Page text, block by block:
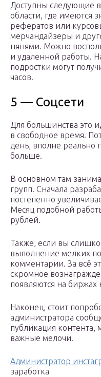
Доступны следующие
области, где имеются
рефератов или
мерчандайзеры и
нянями. Можно
и удаленной работы.
подростки могут
часов.
5 — Соцсети
Для большинства это
в свободное время.
день, вполне реально
больше.
В основном там
групп. Сначала
постепенно
Месяц подобной
рублей.
Также, если вы
выполнение мелких
комментарии. За всё
скромное
появляются на биржах
Наконец, стоит
администратора
публикация
важные мелочи.
Администратор
заработка